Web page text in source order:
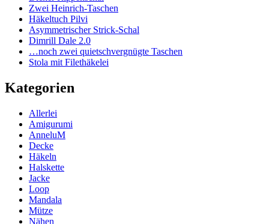
Zwei Heinrich-Taschen
Häkeltuch Pilvi
Asymmetrischer Strick-Schal
Dimrill Dale 2.0
…noch zwei quietschvergnügte Taschen
Stola mit Filethäkelei
Kategorien
Allerlei
Amigurumi
AnneluM
Decke
Häkeln
Halskette
Jacke
Loop
Mandala
Mütze
Nähen